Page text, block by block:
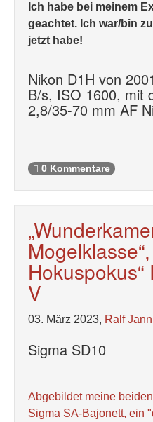
Ich habe bei meinem
geachtet. Ich war/bin
jetzt habe!
Nikon D1H von
B/s, ISO 1600, mit
2,8/35-70 mm AF
0 Kommentare
V
03. März 2023, Ralf
Sigma SD10
Abgebildet meine
Sigma SA-Bajonett, ein